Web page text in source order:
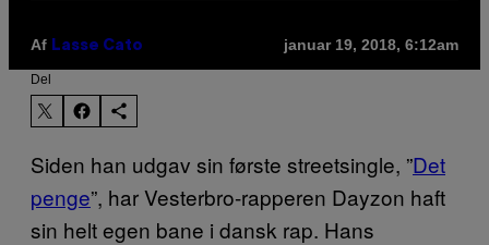
Af Lasse Cato januar 19, 2018, 6:12am
Del
Siden han udgav sin første streetsingle, ”Det
penge”, har Vesterbro-rapperen Dayzon haft
sin helt egen bane i dansk rap. Hans